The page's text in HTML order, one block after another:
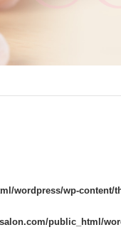
wordpress/wp-content/
public_html/